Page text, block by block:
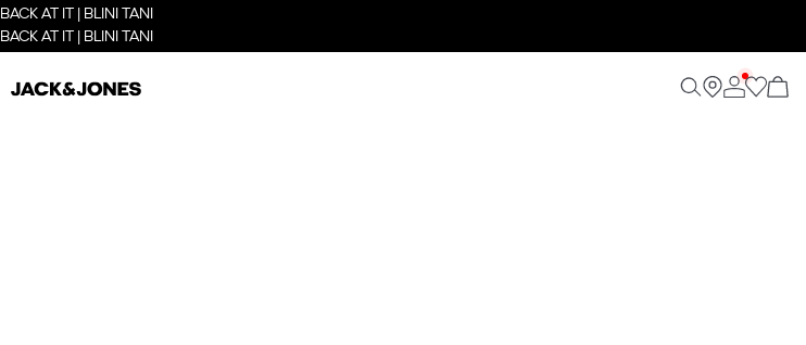
BACK AT IT | BLINI TANI
BACK AT IT | BLINI TANI